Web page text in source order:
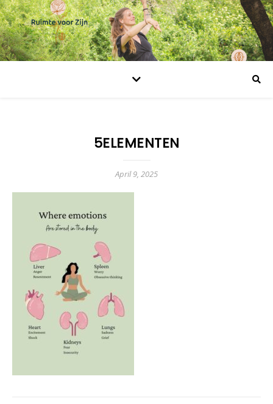
5ELEMENTEN
April 9, 2025